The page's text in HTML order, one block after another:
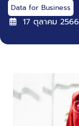
Data for Business
17 ตุลาคม 2566